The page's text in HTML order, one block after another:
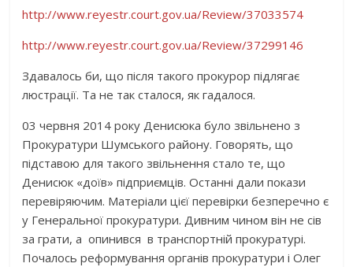
http://www.reyestr.court.gov.ua/Review/37033574
http://www.reyestr.court.gov.ua/Review/37299146
Здавалось би, що після такого прокурор підлягає
люстрації. Та не так сталося, як гадалося.
03 червня 2014 року Денисюка було звільнено з
Прокуратури Шумського району. Говорять, що
підставою для такого звільнення стало те, що
Денисюк «доїв» підприємців. Останні дали покази
перевіряючим. Матеріали цієї перевірки безперечно є
у Генеральної прокуратури. Дивним чином він не сів
за грати, а опинився в транспортній прокуратурі.
Почалось реформування органів прокуратури і Олег